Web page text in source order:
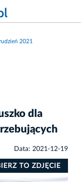
2021
dla
Data: 2021-12-19
TO ZDJĘCIE